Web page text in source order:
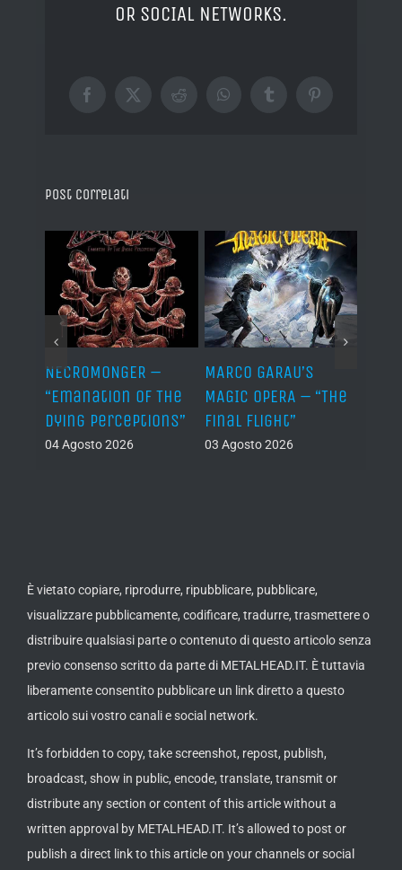
OR SOCIAL NETWORKS.
Facebook
X RedditWhatsAppTumblrPinterest
Post correlati
NECROMONGER –
“Emanation Of The
Dying Perceptions”
04 Agosto 2026
MARCO GARAU’S
MAGIC OPERA – “The
Final Flight”
03 Agosto 2026
È vietato copiare, riprodurre, ripubblicare, pubblicare,
visualizzare pubblicamente, codificare, tradurre, trasmettere o
distribuire qualsiasi parte o contenuto di questo articolo senza
previo consenso scritto da parte di METALHEAD.IT. È tuttavia
liberamente consentito pubblicare un link diretto a questo
articolo sui vostro canali e social network.
It’s forbidden to copy, take screenshot, repost, publish,
broadcast, show in public, encode, translate, transmit or
distribute any section or content of this article without a
written approval by METALHEAD.IT. It’s allowed to post or
publish a direct link to this article on your channels or social